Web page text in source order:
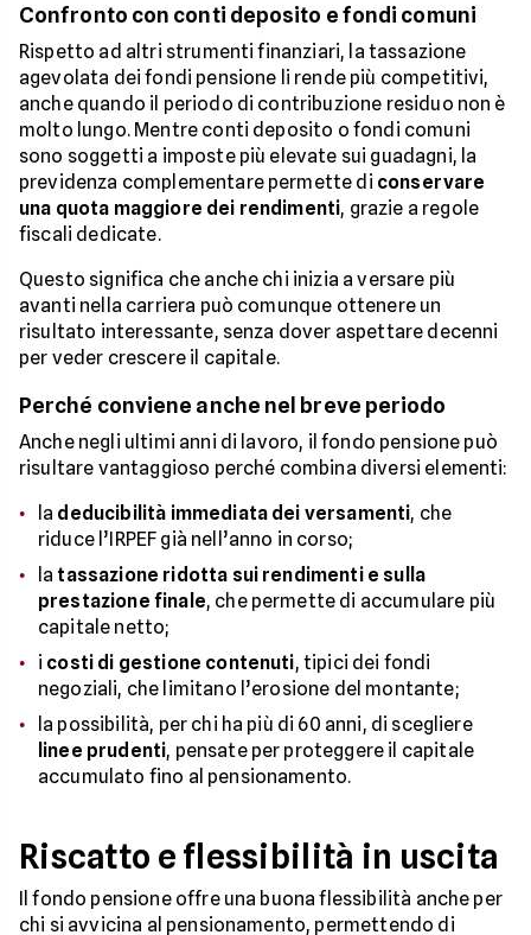
Confronto con conti deposito e fondi comuni
Rispetto ad altri strumenti finanziari, la tassazione
agevolata dei fondi pensione li rende più competitivi,
anche quando il periodo di contribuzione residuo non è
molto lungo. Mentre conti deposito o fondi comuni
sono soggetti a imposte più elevate sui guadagni, la
previdenza complementare permette di conservare
una quota maggiore dei rendimenti, grazie a regole
fiscali dedicate.
Questo significa che anche chi inizia a versare più
avanti nella carriera può comunque ottenere un
risultato interessante, senza dover aspettare decenni
per veder crescere il capitale.
Perché conviene anche nel breve periodo
Anche negli ultimi anni di lavoro, il fondo pensione può
risultare vantaggioso perché combina diversi elementi:
la deducibilità immediata dei versamenti, che
riduce l’IRPEF già nell’anno in corso;
la tassazione ridotta sui rendimenti e sulla
prestazione finale, che permette di accumulare più
capitale netto;
i costi di gestione contenuti, tipici dei fondi
negoziali, che limitano l’erosione del montante;
la possibilità, per chi ha più di 60 anni, di scegliere
linee prudenti, pensate per proteggere il capitale
accumulato fino al pensionamento.
Riscatto e flessibilità in uscita
Il fondo pensione offre una buona flessibilità anche per
chi si avvicina al pensionamento, permettendo di